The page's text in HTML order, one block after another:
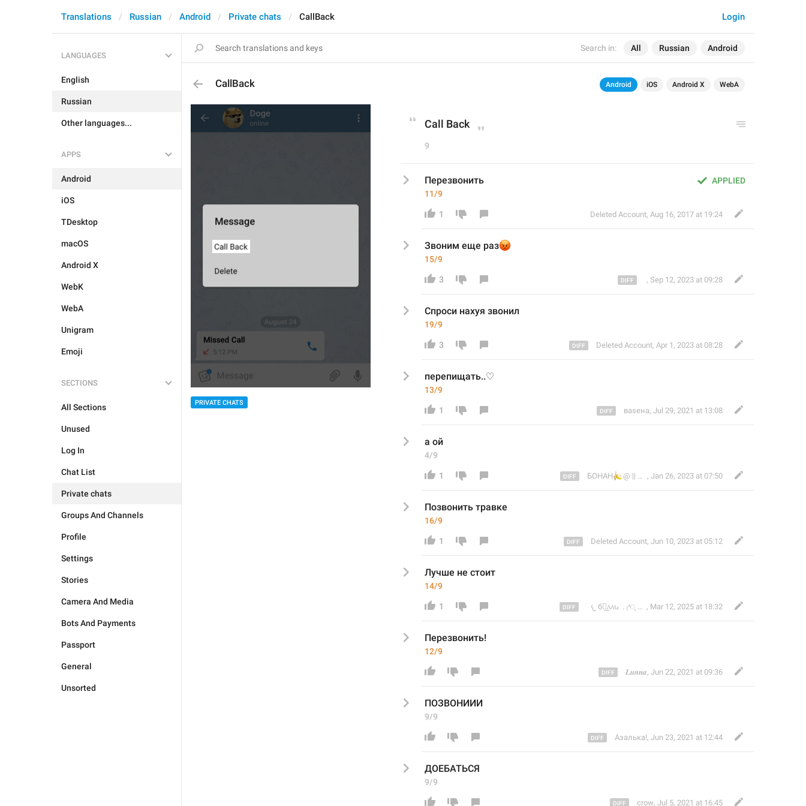
Search in: All Russian Android
Login
Translations Russian Android Private chats CallBack
LANGUAGES
English
Russian
Other languages...
APPS
Android
iOS
TDesktop
macOS
Android X
WebK
WebA
Unigram
Emoji
SECTIONS
All Sections
Unused
Log In
Chat List
Private chats
Groups And Channels
Profile
Settings
Stories
Camera And Media
Bots And Payments
Passport
General
Unsorted
CallBack Android iOS Android X WebA
PRIVATE CHATS
Call Back
9
APPLIED
Перезвонить
11/9
1 Deleted Account, Aug 16, 2017 at 19:24
Звоним еще раз
😡
15/9
3 , Sep 12, 2023 at 09:28
Спроси нахуя звонил
19/9
3 Deleted Account, Apr 1, 2023 at 08:28
перепищать..♡
13/9
1 ваsена, Jul 29, 2021 at 13:08
а ой
4/9
1 БОНАН
🍌
@ || TAPEVKA
🛸/// он/его // она/её ///
, Jan 26, 2023 at 07:50
Позвонить травке
16/9
1 Deleted Account, Jun 10, 2023 at 05:12
Лучше не стоит
14/9
1 ׅ ׁ 𐔌 б𝕖᷼‌᥈᥈ꭎ ׁ . ₍ 𐍷ᤷ ՟ ᤹𐍷 ₎۪ 𑂳 [𝖻𝖾𝗅𝗅𝖾] #r4 , Mar 12, 2025 at 18:32
Перезвонить!
12/9
𝑳𝒖𝒏𝒏𝒂, Jun 22, 2021 at 09:36
ПОЗВОНИИИ
9/9
Азалька!, Jun 23, 2021 at 12:44
ДОЕБАТЬСЯ
9/9
crow, Jul 5, 2021 at 16:45